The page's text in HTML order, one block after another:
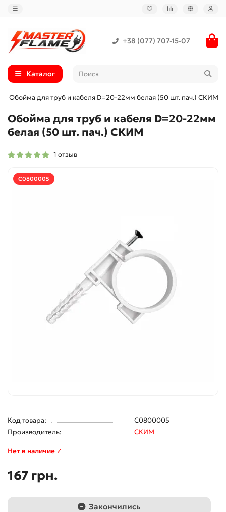
+38 (077) 707-15-07
Каталог
Обойма для труб и кабеля D=20-22мм белая (50 шт. пач.) СКИМ
Обойма для труб и кабеля D=20-22мм
белая (50 шт. пач.) СКИМ
1 отзыв
С0800005
Код товара:
С0800005
Производитель:
СКИМ
Нет в наличие ✓
167 грн.
Закончились